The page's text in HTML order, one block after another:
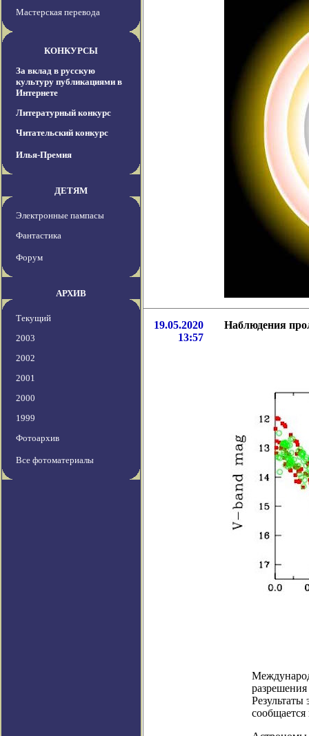
Мастерская перевода
КОНКУРСЫ
За вклад в русскую
культуру публикациями в
Интернете
Литературный конкурс
Читательский конкурс
Илья-Премия
ДЕТЯМ
Электронные пампасы
Фантастика
Форум
АРХИВ
Текущий
2003
2002
2001
2000
1999
Фотоархив
Все фотоматериалы
19.05.2020
13:57
Наблюдения